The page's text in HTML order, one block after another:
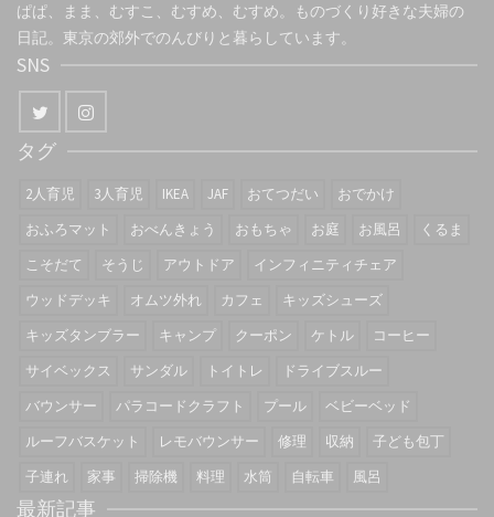
ぱぱ、まま、むすこ、むすめ、むすめ。ものづくり好きな夫婦の
日記。東京の郊外でのんびりと暮らしています。
SNS
タグ
2人育児 3人育児 IKEA JAF おてつだい
おでかけ
おふろマット
おべんきょう おもちゃ お庭 お風呂
くるま
こそだて
そうじ アウトドア
インフィニティチェア
ウッドデッキ
オムツ外れ カフェ
キッズシューズ
キッズタンブラー
キャンプ クーポン ケトル
コーヒー
サイベックス
サンダル トイトレ
ドライブスルー
バウンサー
パラコードクラフト プール
ベビーベッド
ルーフバスケット
レモバウンサー 修理 収納
子ども包丁
子連れ
家事 掃除機 料理 水筒 自転車 風呂
最新記事